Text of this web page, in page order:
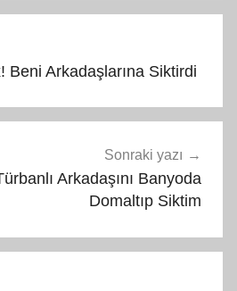
Beni Arkadaşlarına Siktirdi
Sonraki yazı
Arkadaşını Banyoda
Domaltıp Siktim